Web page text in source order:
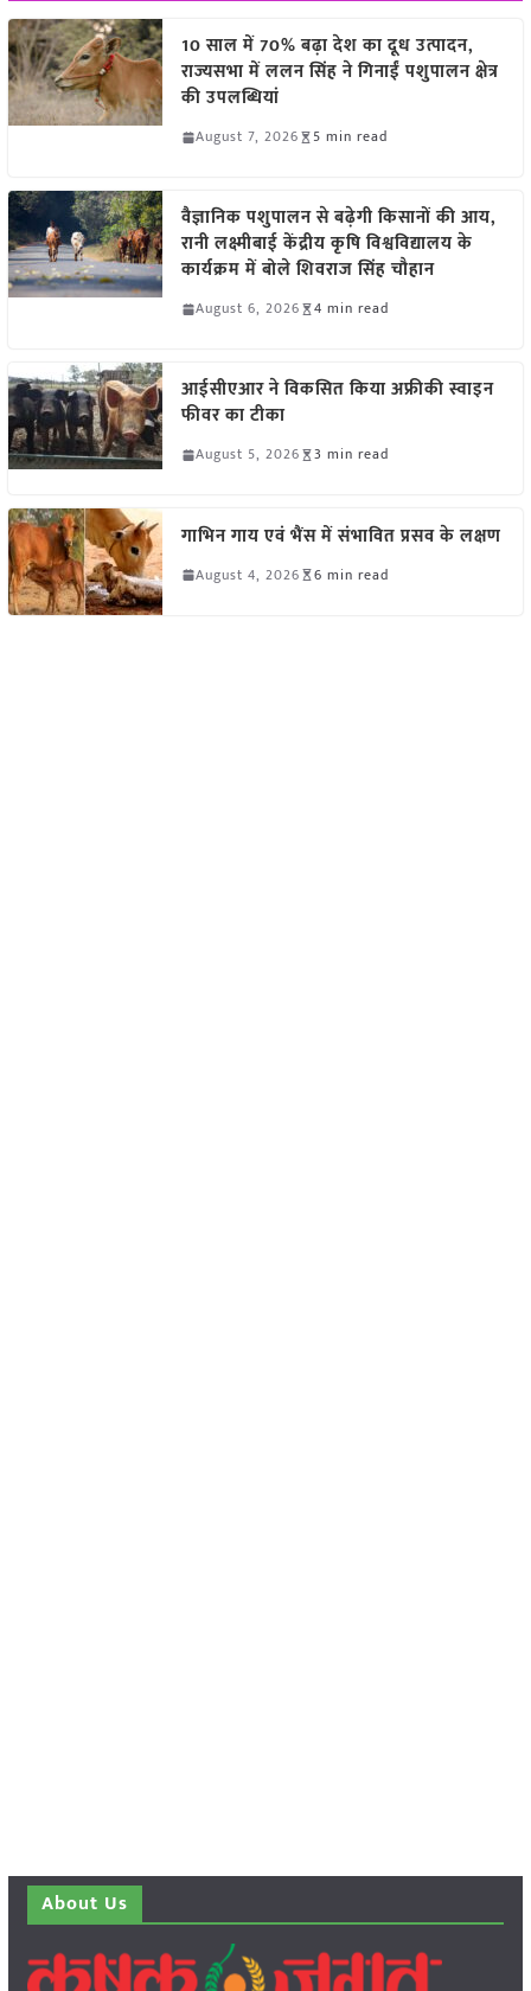
10 साल में 70% बढ़ा देश का दूध उत्पादन,
राज्यसभा में ललन सिंह ने गिनाईं पशुपालन क्षेत्र
की उपलब्धियां
August 7, 2026 5 min read
वैज्ञानिक पशुपालन से बढ़ेगी किसानों की आय,
रानी लक्ष्मीबाई केंद्रीय कृषि विश्वविद्यालय के
कार्यक्रम में बोले शिवराज सिंह चौहान
August 6, 2026 4 min read
आईसीएआर ने विकसित किया अफ्रीकी स्वाइन
फीवर का टीका
August 5, 2026 3 min read
गाभिन गाय एवं भैंस में संभावित प्रसव के लक्षण
August 4, 2026 6 min read
About Us